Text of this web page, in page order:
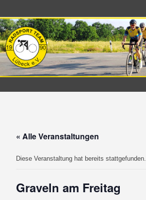
springen
« Alle Veranstaltungen
Diese Veranstaltung hat bereits stattgefunden.
Graveln am Freitag